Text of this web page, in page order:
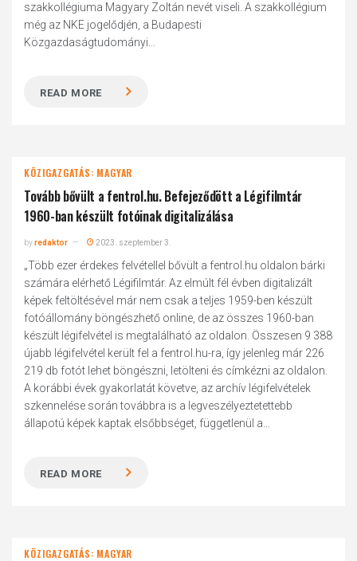
szakkollégiuma Magyary Zoltán nevét viseli. A szakkollégium
még az NKE jogelődjén, a Budapesti
Közgazdaságtudományi...
READ MORE
KÖZIGAZGATÁS: MAGYAR
Tovább bővült a fentrol.hu. Befejeződött a Légifilmtár
1960-ban készült fotóinak digitalizálása
byredaktor 2023. szeptember 3.
„Több ezer érdekes felvétellel bővült a fentrol.hu oldalon bárki
számára elérhető Légifilmtár. Az elmúlt fél évben digitalizált
képek feltöltésével már nem csak a teljes 1959-ben készült
fotóállomány böngészhető online, de az összes 1960-ban
készült légifelvétel is megtalálható az oldalon. Összesen 9 388
újabb légifelvétel került fel a fentrol.hu-ra, így jelenleg már 226
219 db fotót lehet böngészni, letölteni és címkézni az oldalon.
A korábbi évek gyakorlatát követve, az archív légifelvételek
szkennelése során továbbra is a legveszélyeztetettebb
állapotú képek kaptak elsőbbséget, függetlenül a...
READ MORE
KÖZIGAZGATÁS: MAGYAR